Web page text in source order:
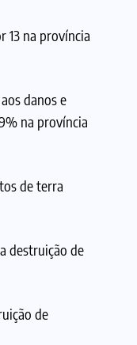
13 na província
danos e
na província
de terra
destruição de
de